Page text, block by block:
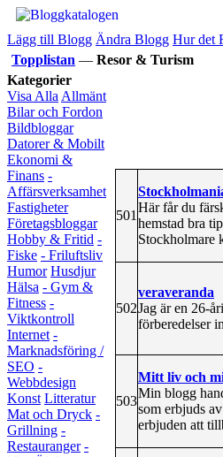
Lägg till Blogg Ändra Blogg Hur det
Topplistan — Resor & Turism
Kategorier
Visa Alla Allmänt
Bilar och Fordon
Bildbloggar
Datorer & Mobilt
Ekonomi &
Finans -
Affärsverksamhet
Fastigheter
Företagsbloggar
Hobby & Fritid -
Fiske - Friluftsliv
Humor Husdjur
Hälsa - Gym &
Fitness -
Viktkontroll
Internet -
Marknadsföring /
SEO -
Webbdesign
Konst Litteratur
Mat och Dryck -
Grillning -
Restauranger -
501
Här får du
hemstad bra
Stockholmare
502
veraveranda
Jag är en 26-
förberedelser
503
Mitt liv och
Min blogg
som erbjuds
erbjuden att